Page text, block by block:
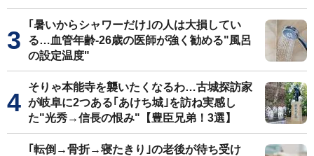
｢暑いからシャワーだけ｣の人は大損してい
る…血管年齢-26歳の医師が強く勧める"風呂
の設定温度"
そりゃ本能寺を襲いたくなるわ…古城探訪家
が岐阜に2つある｢あけち城｣を訪ね実感し
た"光秀→信長の恨み"【豊臣兄弟！3選】
｢転倒→骨折→寝たきり｣の老後が待ち受け